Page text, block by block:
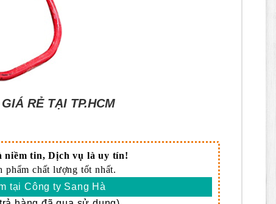
RẺ TẠI TP.HCM
niềm tin, Dịch vụ là uy tín!
phẩm chất lượng tốt nhất.
tại Công ty Sang Hà